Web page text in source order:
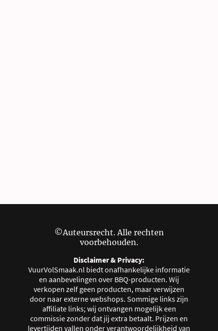
©Auteursrecht. Alle rechten
voorbehouden.
Disclaimer & Privacy:
VuurVolSmaak.nl biedt onafhankelijke informatie
en aanbevelingen over BBQ-producten. Wij
verkopen zelf geen producten, maar verwijzen
door naar externe webshops. Sommige links zijn
affiliate links; wij ontvangen mogelijk een
commissie zonder dat jij extra betaalt. Prijzen en
levertijden vallen onder verantwoordelijkheid van